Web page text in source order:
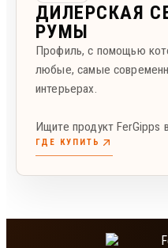
ДИЛЕРСКАЯ
РУМЫ
Профиль, с помощью
любые, самые
интерьерах.
Ищите продукт FerGipps
ГДЕ КУПИТЬ